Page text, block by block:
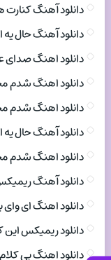
دانلود آهنگ
دانلود آهنگ حال
دانلود اهنگ صدای
دانلود اهنگ شدم
دانلود اهنگ شدم
دانلود آهنگ حال
دانلود اهنگ شدم
دانلود آهنگ
دانلود اهنگ ای
دانلود ریمیکس این
دانلود اهنگ بی